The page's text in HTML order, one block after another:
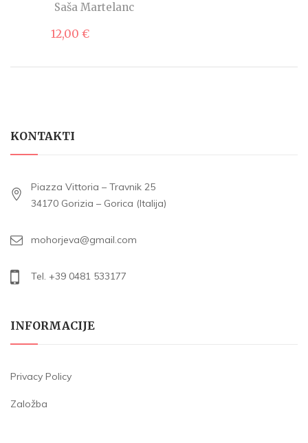
Saša Martelanc
12,00 €
KONTAKTI
Piazza Vittoria – Travnik 25
34170 Gorizia – Gorica (Italija)
mohorjeva@gmail.com
Tel. +39 0481 533177
INFORMACIJE
Privacy Policy
Založba